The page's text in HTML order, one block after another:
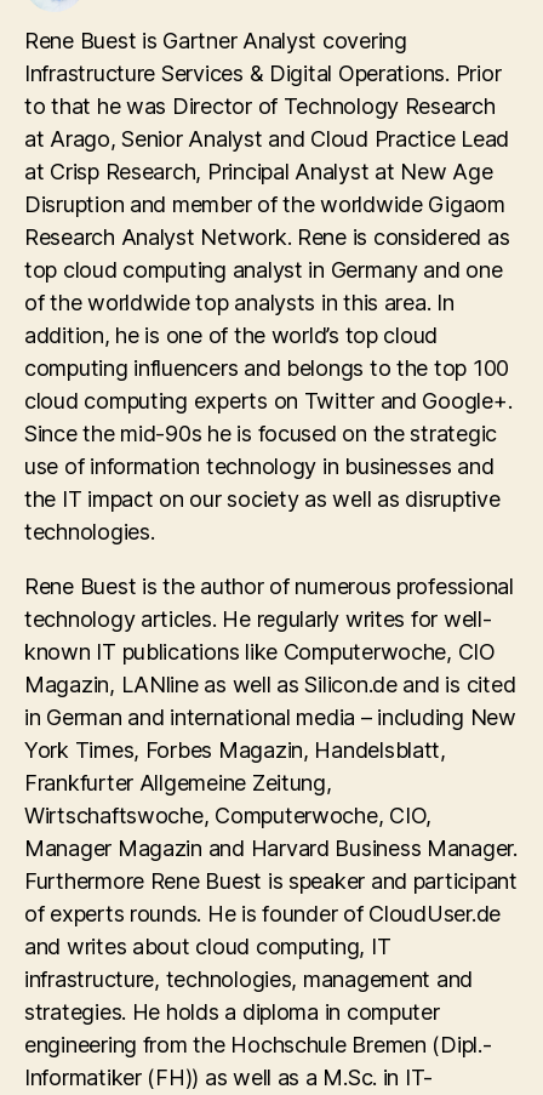
Rene Buest is Gartner Analyst covering
Infrastructure Services & Digital Operations. Prior
to that he was Director of Technology Research
at Arago, Senior Analyst and Cloud Practice Lead
at Crisp Research, Principal Analyst at New Age
Disruption and member of the worldwide Gigaom
Research Analyst Network. Rene is considered as
top cloud computing analyst in Germany and one
of the worldwide top analysts in this area. In
addition, he is one of the world’s top cloud
computing influencers and belongs to the top 100
cloud computing experts on Twitter and Google+.
Since the mid-90s he is focused on the strategic
use of information technology in businesses and
the IT impact on our society as well as disruptive
technologies.
Rene Buest is the author of numerous professional
technology articles. He regularly writes for well-
known IT publications like Computerwoche, CIO
Magazin, LANline as well as Silicon.de and is cited
in German and international media – including New
York Times, Forbes Magazin, Handelsblatt,
Frankfurter Allgemeine Zeitung,
Wirtschaftswoche, Computerwoche, CIO,
Manager Magazin and Harvard Business Manager.
Furthermore Rene Buest is speaker and participant
of experts rounds. He is founder of CloudUser.de
and writes about cloud computing, IT
infrastructure, technologies, management and
strategies. He holds a diploma in computer
engineering from the Hochschule Bremen (Dipl.-
Informatiker (FH)) as well as a M.Sc. in IT-